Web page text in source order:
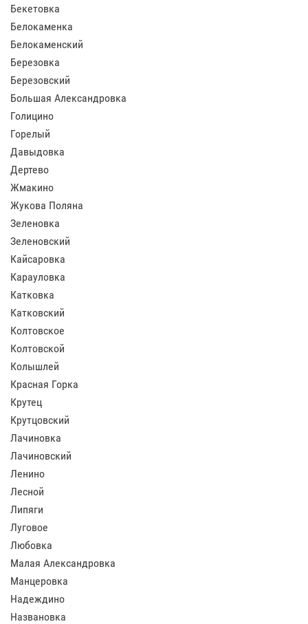
Бекетовка
Белокаменка
Белокаменский
Березовка
Березовский
Большая Александровка
Голицино
Горелый
Давыдовка
Дертево
Жмакино
Жукова Поляна
Зеленовка
Зеленовский
Кайсаровка
Карауловка
Катковка
Катковский
Колтовское
Колтовской
Колышлей
Красная Горка
Крутец
Крутцовский
Лачиновка
Лачиновский
Ленино
Лесной
Липяги
Луговое
Любовка
Малая Александровка
Манцеровка
Надеждино
Названовка